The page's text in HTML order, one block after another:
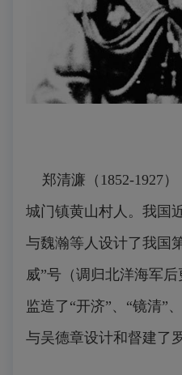
郑清濂（1852-1927
城门镇黄山村人。我国
与魏瀚等人设计了我国
威”号（调归北洋海军
监造了“开济”、“镜清”
与吴德章设计和督建